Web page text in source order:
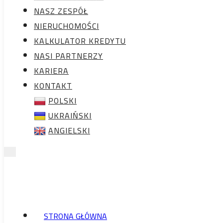
KALKULATOR
KREDYTU
NASI PARTNERZY
KARIERA
KONTAKT
POLSKI
UKRAIŃSKI
ANGIELSKI
NASZ ZESPÓŁ
NASZ ZESPÓŁ
NIERUCHOMOŚCI
KALKULATOR KREDYTU
NASI PARTNERZY
KARIERA
KONTAKT
POLSKI
UKRAIŃSKI
ANGIELSKI
STRONA GŁÓWNA